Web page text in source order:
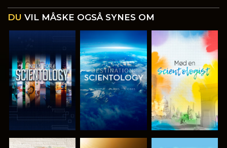
DU VIL MÅSKE OGSÅ SYNES OM